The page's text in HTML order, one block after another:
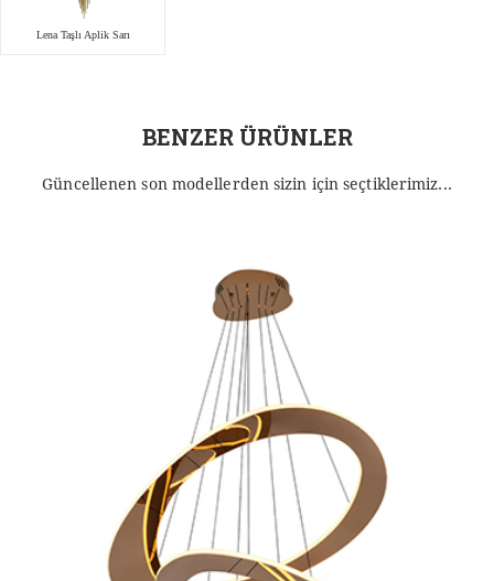
Lena Taşlı Aplik Sarı
BENZER ÜRÜNLER
Güncellenen son modellerden sizin için seçtiklerimiz...